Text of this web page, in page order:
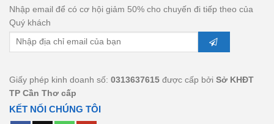
Nhập email để có cơ hội giảm 50% cho chuyến đi tiếp theo của
Quý khách
Giấy phép kinh doanh số: 0313637615 được cấp bởi Sở KHĐT
TP Cần Thơ cấp
KẾT NỐI CHÚNG TÔI